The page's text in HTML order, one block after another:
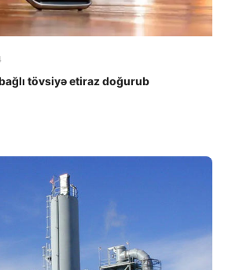
tövsiyə etiraz doğurub